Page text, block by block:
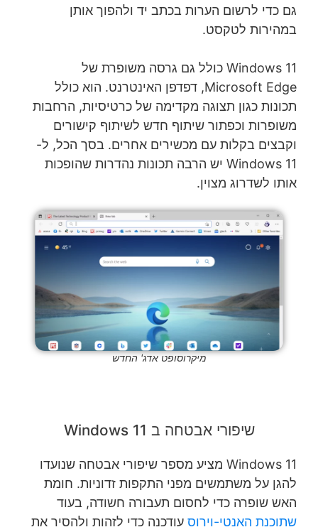
גם כדי לרשום הערות בכתב יד ולהפוך אותן
במהירות לטקסט.
Windows 11 כולל גם גרסה משופרת של
Microsoft Edge, דפדפן האינטרנט. הוא כולל
תכונות כגון תצוגה מקדימה של כרטיסיות, הרחבות
משופרות וכפתור שיתוף חדש לשיתוף קישורים
וקבצים בקלות עם מכשירים אחרים. בסך הכל, ל-
Windows 11 יש הרבה תכונות נהדרות שהופכות
אותו לשדרוג מצוין.
מיקרוסופט אדג' החדש
שיפורי אבטחה ב Windows 11
Windows 11 מציע מספר שיפורי אבטחה שנועדו
להגן על משתמשים מפני התקפות זדוניות. חומת
האש שופרה כדי לחסום תעבורה חשודה, בעוד
שתוכנת האנטי-וירוס עודכנה כדי לזהות ולהסיר את